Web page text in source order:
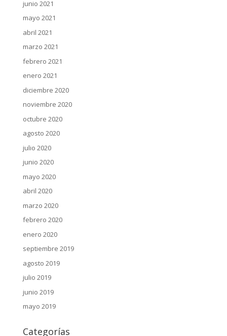
junio 2021
mayo 2021
abril 2021
marzo 2021
febrero 2021
enero 2021
diciembre 2020
noviembre 2020
octubre 2020
agosto 2020
julio 2020
junio 2020
mayo 2020
abril 2020
marzo 2020
febrero 2020
enero 2020
septiembre 2019
agosto 2019
julio 2019
junio 2019
mayo 2019
Categorías